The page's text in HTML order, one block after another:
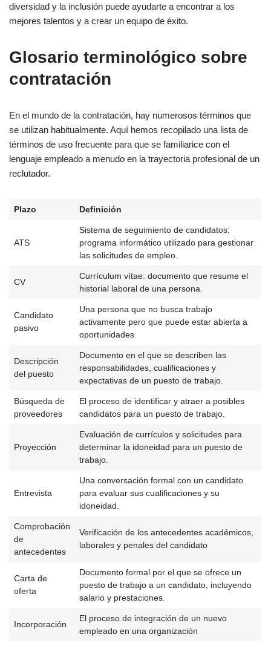
diversidad y la inclusión puede ayudarte a encontrar a los
mejores talentos y a crear un equipo de éxito.
Glosario terminológico sobre
contratación
En el mundo de la contratación, hay numerosos términos que
se utilizan habitualmente. Aquí hemos recopilado una lista de
términos de uso frecuente para que se familiarice con el
lenguaje empleado a menudo en la trayectoria profesional de un
reclutador.
Plazo Definición
ATS
Sistema de seguimiento de candidatos:
programa informático utilizado para gestionar
las solicitudes de empleo.
CV
Currículum vítae: documento que resume el
historial laboral de una persona.
Candidato
pasivo
Una persona que no busca trabajo
activamente pero que puede estar abierta a
oportunidades
Descripción
del puesto
Documento en el que se describen las
responsabilidades, cualificaciones y
expectativas de un puesto de trabajo.
Búsqueda de
proveedores
El proceso de identificar y atraer a posibles
candidatos para un puesto de trabajo.
Proyección
Evaluación de currículos y solicitudes para
determinar la idoneidad para un puesto de
trabajo.
Entrevista
Una conversación formal con un candidato
para evaluar sus cualificaciones y su
idoneidad.
Comprobación
de
antecedentes
Verificación de los antecedentes académicos,
laborales y penales del candidato
Carta de
oferta
Documento formal por el que se ofrece un
puesto de trabajo a un candidato, incluyendo
salario y prestaciones.
Incorporación
El proceso de integración de un nuevo
empleado en una organización